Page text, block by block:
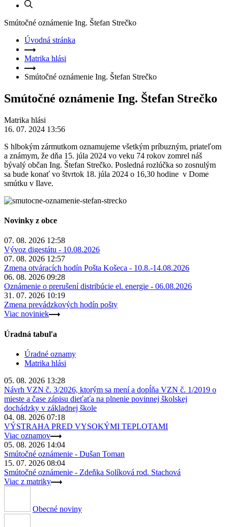
Smútočné oznámenie Ing. Štefan Strečko
Úvodná stránka
Matrika hlási
Smútočné oznámenie Ing. Štefan Strečko
Smútočné oznámenie Ing. Štefan Strečko
Matrika hlási
16. 07. 2024 13:56
​S hlbokým zármutkom oznamujeme všetkým príbuzným, priateľom
a známym, že dňa 15. júla 2024 vo veku 74 rokov zomrel náš
bývalý občan Ing. Štefan Strečko. Posledná rozlúčka so zosnulým
sa bude konať vo štvrtok 18. júla 2024 o 16,30 hodine v Dome
smútku v Ilave.
Novinky z obce
07. 08. 2026 12:58
Vývoz digestátu - 10.08.2026
07. 08. 2026 12:57
Zmena otváracích hodín Pošta Košeca - 10.8.-14.08.2026
06. 08. 2026 09:28
Oznámenie o prerušení distribúcie el. energie - 06.08.2026
31. 07. 2026 10:19
Zmena prevádzkových hodín pošty
Viac noviniek
Úradná tabuľa
Úradné oznamy
Matrika hlási
05. 08. 2026 13:28
Návrh VZN č. 3/2026, ktorým sa mení a dopĺňa VZN č. 1/2019 o
mieste a čase zápisu dieťaťa na plnenie povinnej školskej
dochádzky v základnej škole
04. 08. 2026 07:18
VÝSTRAHA PRED VYSOKÝMI TEPLOTAMI
Viac oznamov
05. 08. 2026 14:04
Smútočné oznámenie - Dušan Toman
15. 07. 2026 08:04
Smútočné oznámenie - Zdeňka Solíková rod. Stachová
Viac z matriky
Obecné noviny